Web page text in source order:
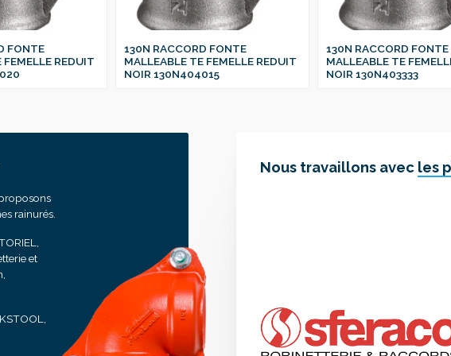
FONTE
REDUIT
130N RACCORD FONTE
MALLEABLE TE FEMELLE REDUIT
NOIR 130N404015
130N RACCORD FONTE
MALLEABLE TE
NOIR 130N403333
rainurés.
et
Nous travaillons avec les